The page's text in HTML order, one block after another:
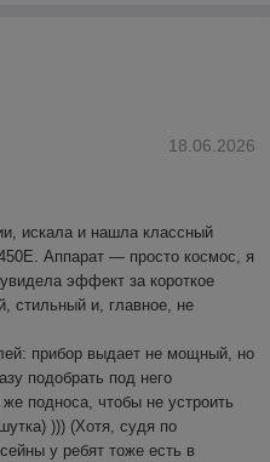
18.06.2026
искала и нашла классный
Аппарат — просто космос, я
эффект за короткое
стильный и, главное, не
прибор выдает не мощный, но
подобрать под него
подноса, чтобы не устроить
))) (Хотя, судя по
у ребят тоже есть в